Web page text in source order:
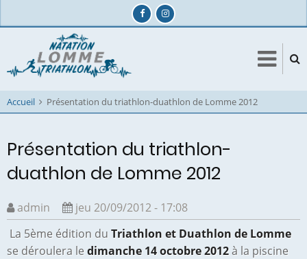
au
principal
Accueil Présentation du triathlon-duathlon de Lomme 2012
Présentation du triathlon-
duathlon de Lomme 2012
admin
jeu 20/09/2012 - 17:08
La 5ème édition du Triathlon et Duathlon de Lomme
se déroulera ledimanche 14 octobre 2012à la piscine